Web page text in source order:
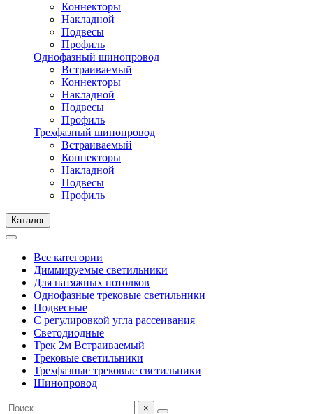
Коннекторы
Накладной
Подвесы
Профиль
Однофазный шинопровод
Встраиваемый
Коннекторы
Накладной
Подвесы
Профиль
Трехфазный шинопровод
Встраиваемый
Коннекторы
Накладной
Подвесы
Профиль
Каталог
Все категории
Диммируемые светильники
Для натяжных потолков
Однофазные трековые светильники
Подвесные
С регулировкой угла рассеивания
Светодиодные
Трек 2м Встраиваемый
Трековые светильники
Трехфазные трековые светильники
Шинопровод
×